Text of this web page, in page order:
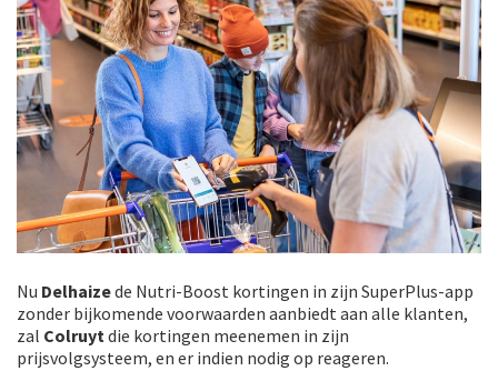
Nu Delhaizede Nutri-Boost kortingen in zijn SuperPlus-app
zonder bijkomende voorwaarden aanbiedt aan alle klanten,
zal Colruyt die kortingen meenemen in zijn
prijsvolgsysteem, en er indien nodig op reageren.